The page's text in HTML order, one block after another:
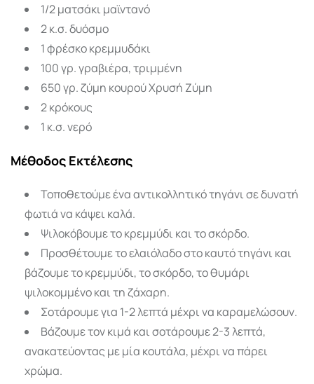
1/2 ματσάκι μαϊντανό
2 κ.σ. δυόσμο
1 φρέσκο κρεμμυδάκι
100 γρ. γραβιέρα, τριμμένη
650 γρ. ζύμη κουρού Χρυσή Ζύμη
2 κρόκους
1 κ.σ. νερό
Μέθοδος Εκτέλεσης
Τοποθετούμε ένα αντικολλητικό τηγάνι σε δυνατή
φωτιά να κάψει καλά.
Ψιλοκόβουμε το κρεμμύδι και το σκόρδο.
Προσθέτουμε το ελαιόλαδο στο καυτό τηγάνι και
βάζουμε το κρεμμύδι, το σκόρδο, το θυμάρι
ψιλοκομμένο και τη ζάχαρη.
Σοτάρουμε για 1-2 λεπτά μέχρι να καραμελώσουν.
Βάζουμε τον κιμά και σοτάρουμε 2-3 λεπτά,
ανακατεύοντας με μία κουτάλα, μέχρι να πάρει
χρώμα.